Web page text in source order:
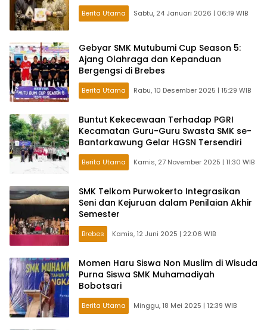
Berita Utama Sabtu, 24 Januari 2026 | 06:19 WIB
Gebyar SMK Mutubumi Cup Season 5:
Ajang Olahraga dan Kepanduan
Bergengsi di Brebes
Berita Utama Rabu, 10 Desember 2025 | 15:29 WIB
Buntut Kekecewaan Terhadap PGRI
Kecamatan Guru-Guru Swasta SMK se-
Bantarkawung Gelar HGSN Tersendiri
Berita Utama Kamis, 27 November 2025 | 11:30 WIB
SMK Telkom Purwokerto Integrasikan
Seni dan Kejuruan dalam Penilaian Akhir
Semester
Brebes Kamis, 12 Juni 2025 | 22:06 WIB
Momen Haru Siswa Non Muslim di Wisuda
Purna Siswa SMK Muhamadiyah
Bobotsari
Berita Utama Minggu, 18 Mei 2025 | 12:39 WIB